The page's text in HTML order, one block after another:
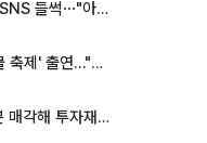
김규원, 격이 다른 미담에 SNS 들썩⋯"아이 속옷 빨고 졸업식도 참석"
하하·스컬, 가뭄 속 밀양 '물 축제' 출연…"출연료 전액 기부"
포스코홀딩스, 계열사 지분 매각해 투자재원 2.5조 확보